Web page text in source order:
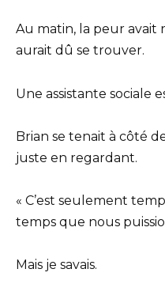
Au matin, la peur avait
aurait dû se trouver.
Une assistante sociale
Brian se tenait à côté
juste en regardant.
« C’est seulement
temps que nous
Mais je savais.